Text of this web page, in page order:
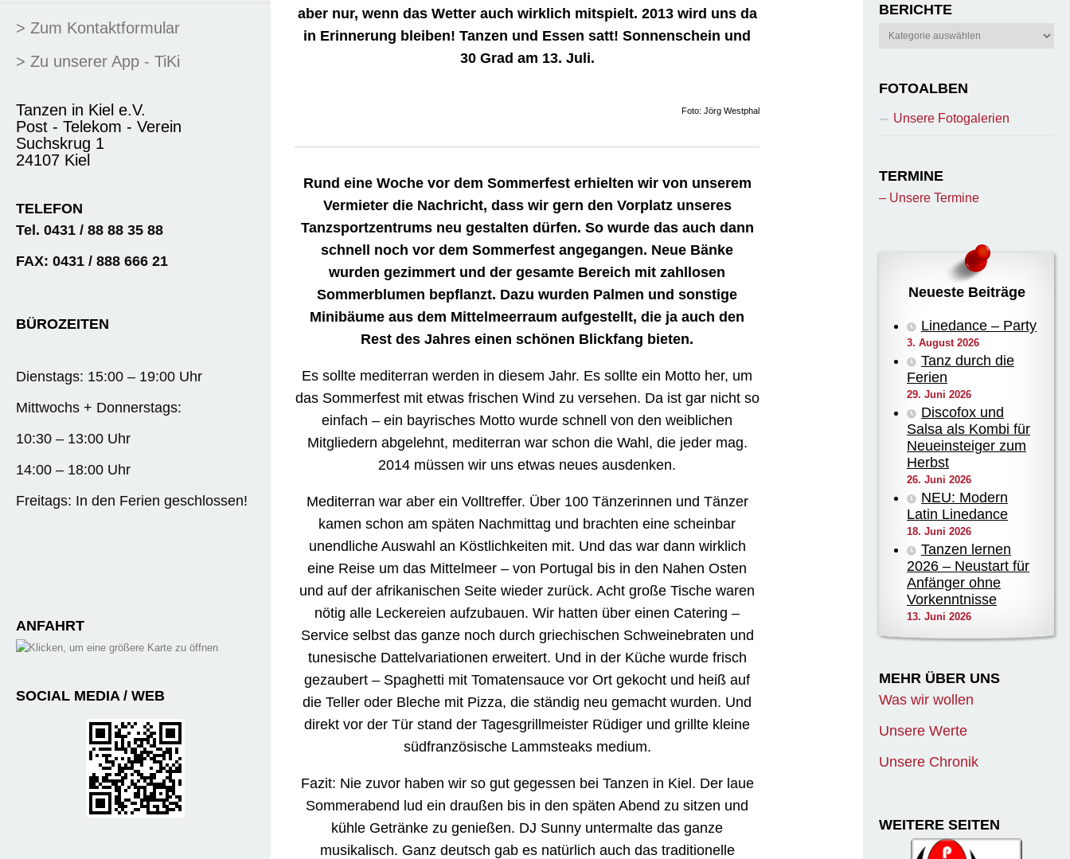
aber nur, wenn das Wetter auch wirklich mitspielt. 2013 wird uns da
in Erinnerung bleiben! Tanzen und Essen satt! Sonnenschein und
30 Grad am 13. Juli.
Foto: Jörg Westphal
Rund eine Woche vor dem Sommerfest erhielten wir von unserem
Vermieter die Nachricht, dass wir gern den Vorplatz unseres
Tanzsportzentrums neu gestalten dürfen. So wurde das auch dann
schnell noch vor dem Sommerfest angegangen. Neue Bänke
wurden gezimmert und der gesamte Bereich mit zahllosen
Sommerblumen bepflanzt. Dazu wurden Palmen und sonstige
Minibäume aus dem Mittelmeerraum aufgestellt, die ja auch den
Rest des Jahres einen schönen Blickfang bieten.
Es sollte mediterran werden in diesem Jahr. Es sollte ein Motto her, um
das Sommerfest mit etwas frischen Wind zu versehen. Da ist gar nicht so
einfach – ein bayrisches Motto wurde schnell von den weiblichen
Mitgliedern abgelehnt, mediterran war schon die Wahl, die jeder mag.
2014 müssen wir uns etwas neues ausdenken.
Mediterran war aber ein Volltreffer. Über 100 Tänzerinnen und Tänzer
kamen schon am späten Nachmittag und brachten eine scheinbar
unendliche Auswahl an Köstlichkeiten mit. Und das war dann wirklich
eine Reise um das Mittelmeer – von Portugal bis in den Nahen Osten
und auf der afrikanischen Seite wieder zurück. Acht große Tische waren
nötig alle Leckereien aufzubauen. Wir hatten über einen Catering –
Service selbst das ganze noch durch griechischen Schweinebraten und
tunesische Dattelvariationen erweitert. Und in der Küche wurde frisch
gezaubert – Spaghetti mit Tomatensauce vor Ort gekocht und heiß auf
die Teller oder Bleche mit Pizza, die ständig neu gemacht wurden. Und
direkt vor der Tür stand der Tagesgrillmeister Rüdiger und grillte kleine
südfranzösische Lammsteaks medium.
Fazit: Nie zuvor haben wir so gut gegessen bei Tanzen in Kiel. Der laue
Sommerabend lud ein draußen bis in den späten Abend zu sitzen und
kühle Getränke zu genießen. DJ Sunny untermalte das ganze
musikalisch. Ganz deutsch gab es natürlich auch das traditionelle
> Zum Kontaktformular
> Zu unserer App - TiKi
Tanzen in Kiel e.V.
Post - Telekom - Verein
Suchskrug 1
24107 Kiel
TELEFON
Tel. 0431 / 88 88 35 88
FAX: 0431 / 888 666 21
BÜROZEITEN
Dienstags: 15:00 – 19:00 Uhr
Mittwochs + Donnerstags:
10:30 – 13:00 Uhr
14:00 – 18:00 Uhr
Freitags: In den Ferien geschlossen!
ANFAHRT
SOCIAL MEDIA / WEB
BERICHTE
Berichte
FOTOALBEN
Unsere Fotogalerien
TERMINE
– Unsere Termine
Neueste Beiträge
Linedance – Party
3. August 2026
Tanz durch die
Ferien
29. Juni 2026
Discofox und
Salsa als Kombi für
Neueinsteiger zum
Herbst
26. Juni 2026
NEU: Modern
Latin Linedance
18. Juni 2026
Tanzen lernen
2026 – Neustart für
Anfänger ohne
Vorkenntnisse
13. Juni 2026
MEHR ÜBER UNS
Was wir wollen
Unsere Werte
Unsere Chronik
WEITERE SEITEN